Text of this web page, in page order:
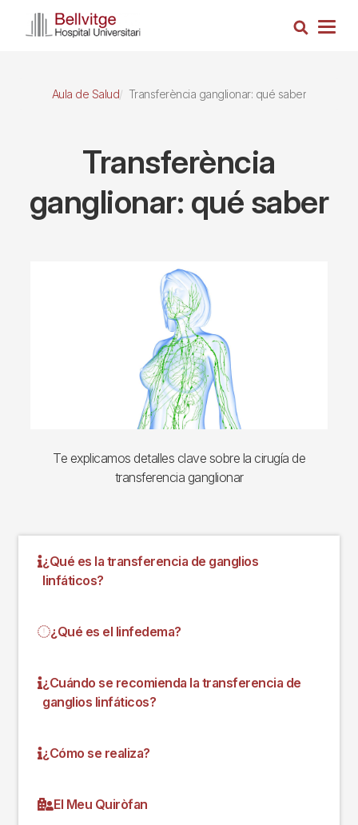
Busca
Aula de Salud Transferència ganglionar: qué saber
Transferència
ganglionar: qué saber
Te explicamos detalles clave sobre la cirugía de
transferencia ganglionar
¿Qué es la transferencia de ganglios
linfáticos?
¿Qué es el linfedema?
¿Cuándo se recomienda la transferencia de
ganglios linfáticos?
¿Cómo se realiza?
El Meu Quiròfan